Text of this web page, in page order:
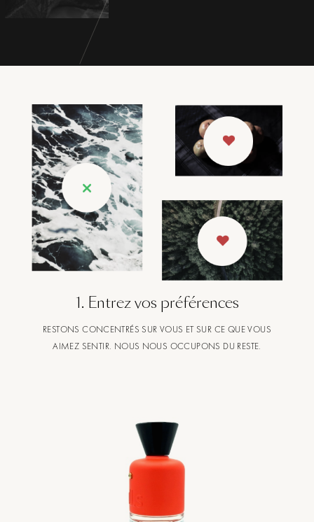
1. Entrez vos préférences
RESTONS CONCENTRÉS SUR VOUS ET SUR CE QUE VOUS
AIMEZ SENTIR. NOUS NOUS OCCUPONS DU RESTE.